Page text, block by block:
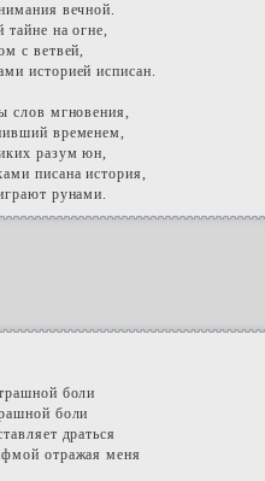
вечной.
на огне,
с ветвей,
историей исписан.
слов мгновения,
временем,
разум юн,
писана история,
рунами.
боли
боли
драться
отражая меня